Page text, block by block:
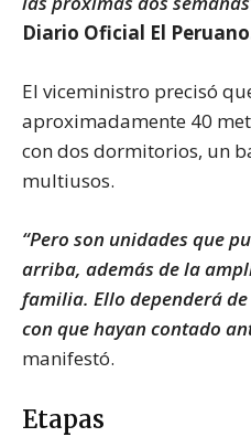
Diario Oficial El
El viceministro precisó
aproximadamente 40
con dos dormitorios, un
multiusos.
“Pero son unidades que
arriba, además de la
familia. Ello dependerá
con que hayan contado
manifestó.
Etapas